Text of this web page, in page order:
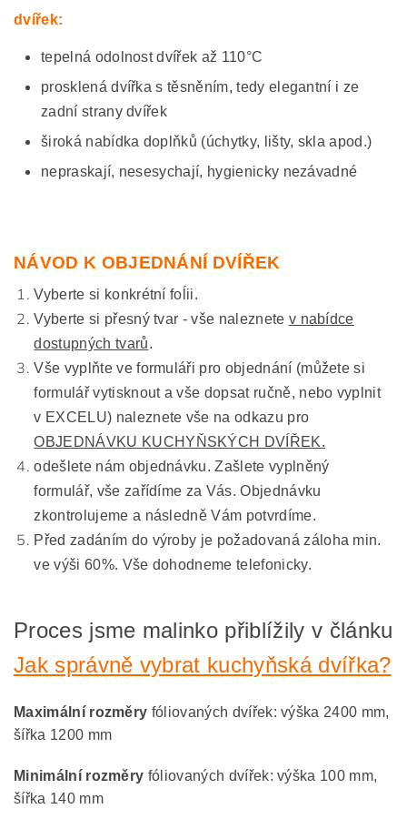
dvířek:
tepelná odolnost dvířek až 110°C
prosklená dvířka s těsněním, tedy elegantní i ze
zadní strany dvířek
široká nabídka doplňků (úchytky, lišty, skla apod.)
nepraskají, nesesychají, hygienicky nezávadné
NÁVOD K OBJEDNÁNÍ DVÍŘEK
Vyberte si konkrétní foĺii.
Vyberte si přesný tvar - vše naleznete v nabídce
dostupných tvarů.
Vše vyplňte ve formuláři pro objednání (můžete si
formulář vytisknout a vše dopsat ručně, nebo vyplnit
v EXCELU) naleznete vše na odkazu pro
OBJEDNÁVKU KUCHYŇSKÝCH DVÍŘEK.
odešlete nám objednávku. Zašlete vyplněný
formulář, vše zařídíme za Vás. Objednávku
zkontrolujeme a následně Vám potvrdíme.
Před zadáním do výroby je požadovaná záloha min.
ve výši 60%. Vše dohodneme telefonicky.
Proces jsme malinko přiblížily v článku
Jak správně vybrat kuchyňská dvířka?
Maximální rozměry fóliovaných dvířek: výška 2400 mm,
šířka 1200 mm
Minimální rozměry fóliovaných dvířek: výška 100 mm,
šířka 140 mm